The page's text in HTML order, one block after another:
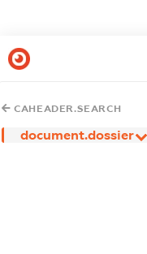
CAHEADER.SEARCH
document.dossier